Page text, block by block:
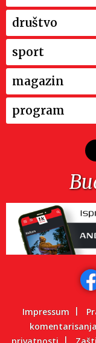
društvo
sport
magazin
program
Impressum
komentarisanja